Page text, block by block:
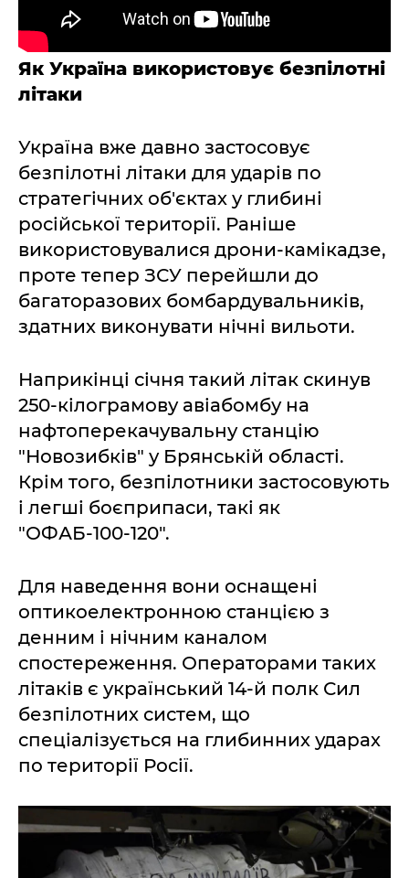
Як Україна використовує безпілотні
літаки
Україна вже давно застосовує
безпілотні літаки для ударів по
стратегічних об'єктах у глибині
російської території. Раніше
використовувалися дрони-камікадзе,
проте тепер ЗСУ перейшли до
багаторазових бомбардувальників,
здатних виконувати нічні вильоти.
Наприкінці січня такий літак скинув
250-кілограмову авіабомбу на
нафтоперекачувальну станцію
"Новозибків" у Брянській області.
Крім того, безпілотники застосовують
і легші боєприпаси, такі як
"ОФАБ-100-120".
Для наведення вони оснащені
оптикоелектронною станцією з
денним і нічним каналом
спостереження. Операторами таких
літаків є український 14-й полк Сил
безпілотних систем, що
спеціалізується на глибинних ударах
по території Росії.